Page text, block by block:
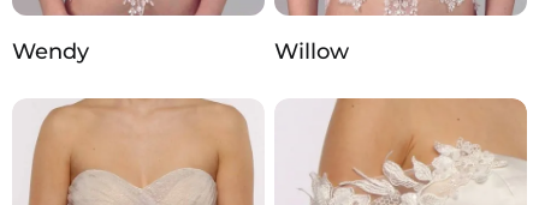
Wendy Willow